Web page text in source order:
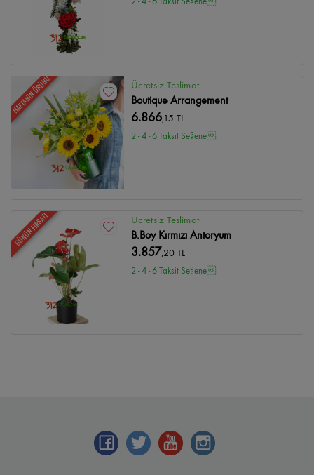
HAFTANIN ÜRÜNÜ Ücretsiz Teslimat
Boutique Arrangement
6.866,15 TL
2 - 4 - 6 Taksit Se?enei
GÜNÜN FIRSATI Ücretsiz Teslimat
B.Boy Kırmızı Antoryum
3.857,20 TL
2 - 4 - 6 Taksit Se?enei